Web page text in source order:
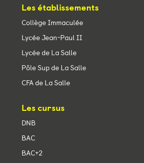
Les établissements
Collège Immaculée
Lycée Jean-Paul II
Lycée de La Salle
Pôle Sup de La Salle
CFA de La Salle
Les cursus
DNB
BAC
BAC+2